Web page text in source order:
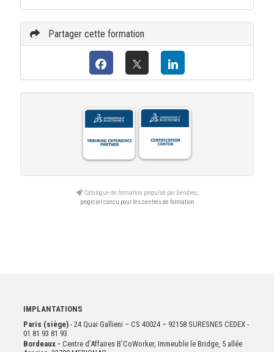
Partager cette formation
Catalogue de formation propulsé par Dendreo,
progiciel conçu pour les centres de formation
IMPLANTATIONS
Paris (siège) - 24 Quai Gallieni – CS 40024 – 92158 SURESNES CEDEX -
01 81 93 81 93
Bordeaux - Centre d’Affaires B’CoWorker, Immeuble le Bridge, 5 allée